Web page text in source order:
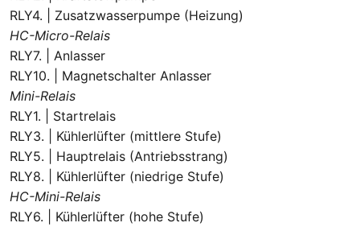
RLY4. | Zusatzwasserpumpe (Heizung)
HC-Micro-Relais
RLY7. | Anlasser
RLY10. | Magnetschalter Anlasser
Mini-Relais
RLY1. | Startrelais
RLY3. | Kühlerlüfter (mittlere Stufe)
RLY5. | Hauptrelais (Antriebsstrang)
RLY8. | Kühlerlüfter (niedrige Stufe)
HC-Mini-Relais
RLY6. | Kühlerlüfter (hohe Stufe)